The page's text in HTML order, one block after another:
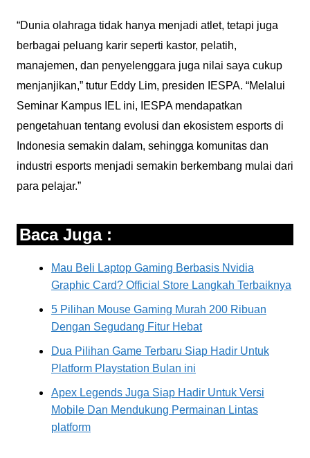
“Dunia olahraga tidak hanya menjadi atlet, tetapi juga
berbagai peluang karir seperti kastor, pelatih,
manajemen, dan penyelenggara juga nilai saya cukup
menjanjikan,” tutur Eddy Lim, presiden IESPA. “Melalui
Seminar Kampus IEL ini, IESPA mendapatkan
pengetahuan tentang evolusi dan ekosistem esports di
Indonesia semakin dalam, sehingga komunitas dan
industri esports menjadi semakin berkembang mulai dari
para pelajar.”
Baca Juga :
Mau Beli Laptop Gaming Berbasis Nvidia
Graphic Card? Official Store Langkah Terbaiknya
5 Pilihan Mouse Gaming Murah 200 Ribuan
Dengan Segudang Fitur Hebat
Dua Pilihan Game Terbaru Siap Hadir Untuk
Platform Playstation Bulan ini
Apex Legends Juga Siap Hadir Untuk Versi
Mobile Dan Mendukung Permainan Lintas
platform